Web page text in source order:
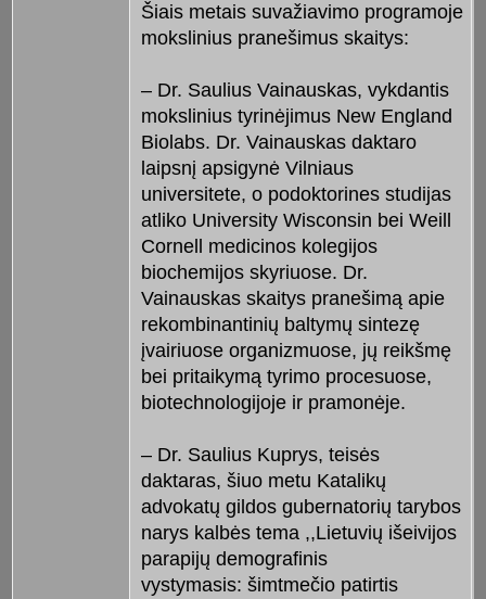
Šiais metais suvažiavimo progra­moje
mokslinius pranešimus skaitys:
– Dr. Saulius Vainauskas, vykdantis
mokslinius tyrinėjimus New Eng­land
Biolabs. Dr. Vainauskas daktaro
laipsnį apsigynė Vilniaus
universitete, o podoktorines studijas
atliko University Wisconsin bei Weill
Cornell medicinos kolegijos
biochemijos skyriuose. Dr.
Vainauskas skaitys pranešimą apie
rekombinantinių baltymų sinte­zę
įvairiuose organizmuose, jų reikš­mę
bei pritaikymą tyrimo procesuo­se,
biotechnologijoje ir pramonėje.
– Dr. Saulius Kuprys, tei­sės
daktaras, šiuo metu Katalikų
advokatų gil­dos gubernatorių tarybos
narys kalbės tema ,,Lietuvių išeivijos
parapijų demografinis
vystymasis: šimtmečio patirtis